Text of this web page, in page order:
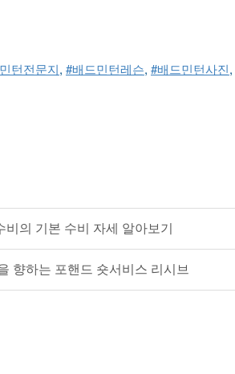
턴전문지, #배드민턴레슨, #배드민턴사진,
의 기본 수비 자세 알아보기
향하는 포핸드 숏서비스 리시브